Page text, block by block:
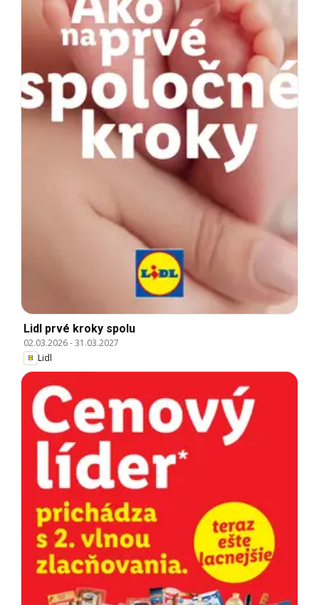
Lidl prvé kroky spolu
02.03.2026-31.03.2027
Lidl